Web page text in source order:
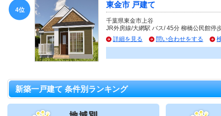
4位
東金市 戸建て
千葉県東金市上谷
JR外房線/大網駅 バス/ 45分 柳橋公民館停
詳細を見る
問い合わせをする
新築一戸建て 条件別ランキング